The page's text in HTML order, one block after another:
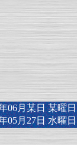
月某日 某曜日
月27日 水曜日